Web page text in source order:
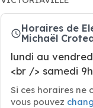
Horaires de
Michaël
lundi au
<br /> samedi
Si ces horaires ne
vous pouvez